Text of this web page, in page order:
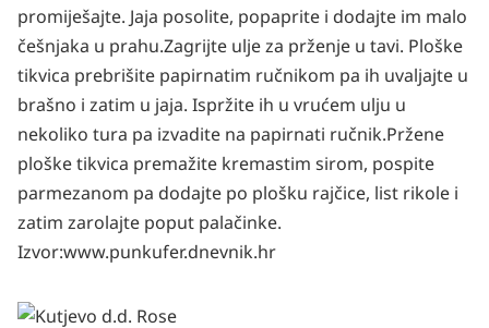
promiješajte. Jaja posolite, popaprite i dodajte im malo
češnjaka u prahu.Zagrijte ulje za prženje u tavi. Ploške
tikvica prebrišite papirnatim ručnikom pa ih uvaljajte u
brašno i zatim u jaja. Ispržite ih u vrućem ulju u
nekoliko tura pa izvadite na papirnati ručnik.Pržene
ploške tikvica premažite kremastim sirom, pospite
parmezanom pa dodajte po plošku rajčice, list rikole i
zatim zarolajte poput palačinke.
Izvor:www.punkufer.dnevnik.hr